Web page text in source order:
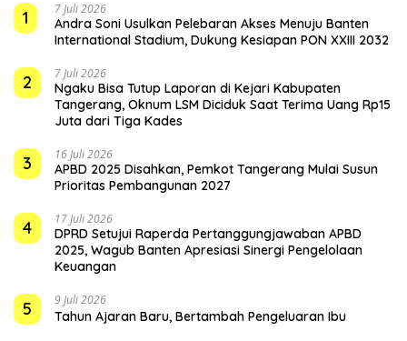
1
7 Juli 2026
Andra Soni Usulkan Pelebaran Akses Menuju Banten
International Stadium, Dukung Kesiapan PON XXIII 2032
2 7 Juli 2026
Ngaku Bisa Tutup Laporan di Kejari Kabupaten
Tangerang, Oknum LSM Diciduk Saat Terima Uang Rp15
Juta dari Tiga Kades
3 16 Juli 2026
APBD 2025 Disahkan, Pemkot Tangerang Mulai Susun
Prioritas Pembangunan 2027
4 17 Juli 2026
DPRD Setujui Raperda Pertanggungjawaban APBD
2025, Wagub Banten Apresiasi Sinergi Pengelolaan
Keuangan
5 9 Juli 2026
Tahun Ajaran Baru, Bertambah Pengeluaran Ibu